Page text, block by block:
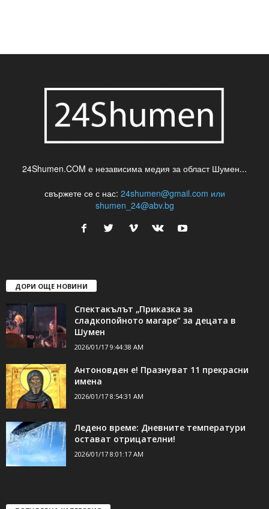
24Shumen.COM е независима медия за област Шумен...
свържете се с нас: 24shumen@gmail.com или
shumen_24@abv.bg
ДОРИ ОЩЕ НОВИНИ
Спектакълът „Приказка за
сладкопойното магаре“ за децата в
Шумен
2026/01/17 9:44:38 AM
Антоновден е! Празнуват 11 прекрасни
имена
2026/01/17 8:54:31 AM
Ледено време: Дневните температури
остават отрицателни!
2026/01/17 8:01:17 AM